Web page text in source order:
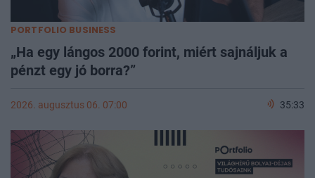
PORTFOLIO BUSINESS
„Ha egy lángos 2000 forint, miért sajnáljuk a
pénzt egy jó borra?”
2026. augusztus 06. 07:00 35:33